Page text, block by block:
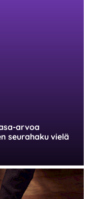
arvoa
seurahaku vielä